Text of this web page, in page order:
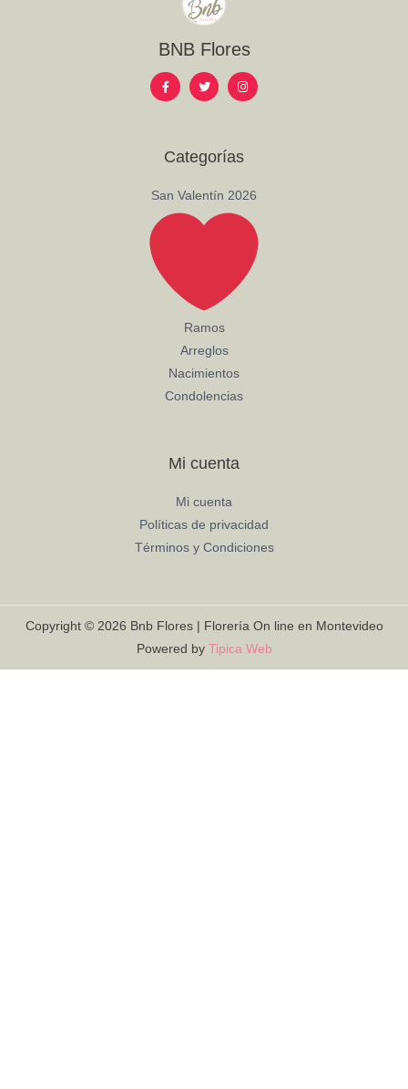
BNB Flores
F
a
c
k
T
w
i
n
s
a
Categorías
San Valentín 2026
Ramos
Arreglos
Nacimientos
Condolencias
Mi cuenta
Mi cuenta
Políticas de privacidad
Términos y Condiciones
Copyright © 2026 Bnb Flores | Florería On line en Montevideo
Powered by Tipica Web